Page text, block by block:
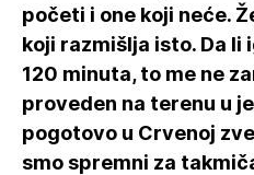
početi i one koji neće.
koji razmišlja isto. Da li
120 minuta, to me ne
proveden na terenu u
pogotovo u Crvenoj
smo spremni za